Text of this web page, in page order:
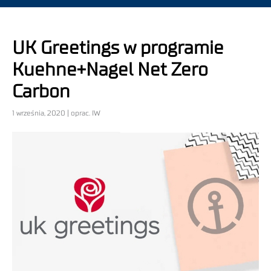
UK Greetings w programie
Kuehne+Nagel Net Zero
Carbon
1 września, 2020 | oprac. IW